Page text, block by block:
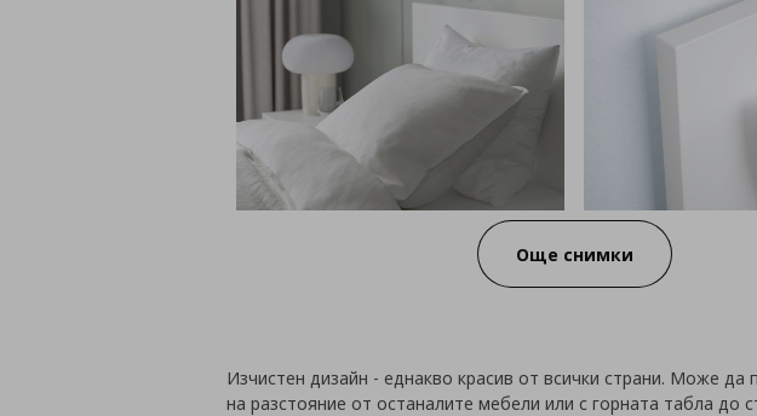
Още снимки
Изчистен дизайн - еднакво красив от всички страни. Може да
на разстояние от останалите мебели или с горната табла до